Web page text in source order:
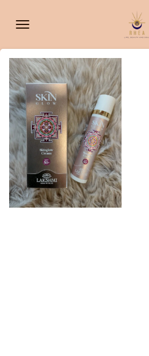
direct
de
hoofdinhoud